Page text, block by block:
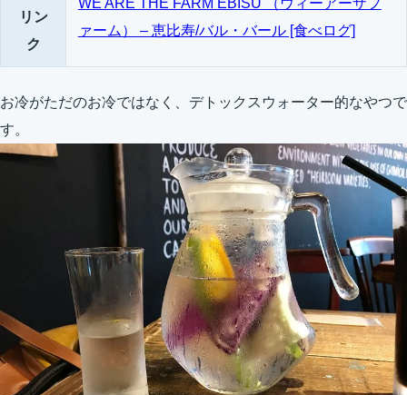
リン
ク
ァーム） – 恵比寿/バル・バール [食べログ]
お冷がただのお冷ではなく、デトックスウォーター的なやつで
す。